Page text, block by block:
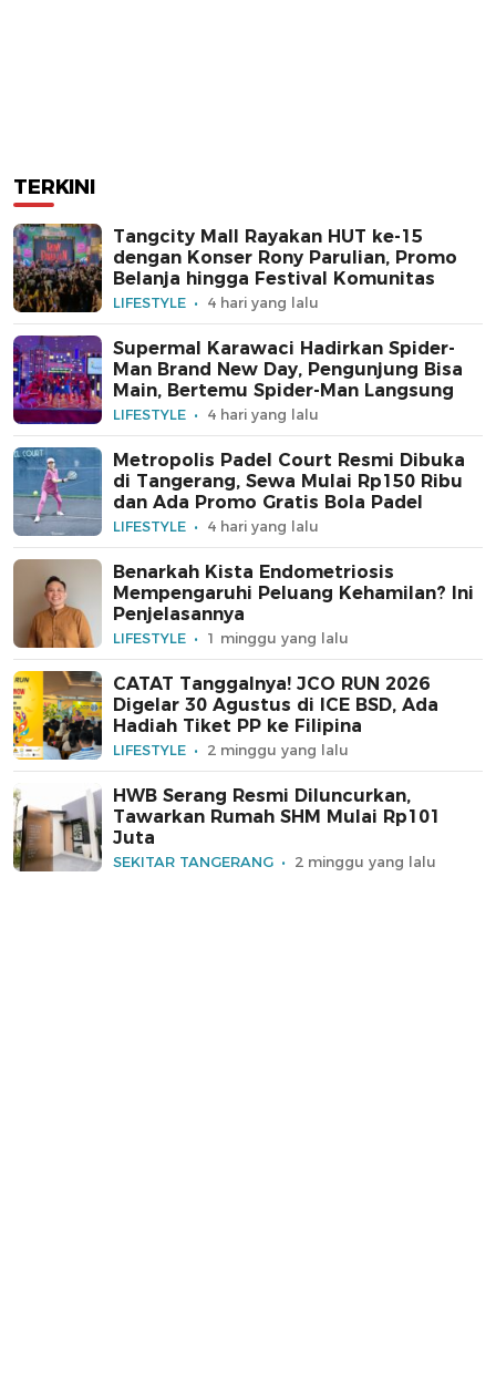
TERKINI
Tangcity Mall Rayakan HUT ke-15
dengan Konser Rony Parulian, Promo
Belanja hingga Festival Komunitas
LIFESTYLE 4 hari yang lalu
Supermal Karawaci Hadirkan Spider-
Man Brand New Day, Pengunjung Bisa
Main, Bertemu Spider-Man Langsung
LIFESTYLE 4 hari yang lalu
Metropolis Padel Court Resmi Dibuka
di Tangerang, Sewa Mulai Rp150 Ribu
dan Ada Promo Gratis Bola Padel
LIFESTYLE 4 hari yang lalu
Benarkah Kista Endometriosis
Mempengaruhi Peluang Kehamilan? Ini
Penjelasannya
LIFESTYLE 1 minggu yang lalu
CATAT Tanggalnya! JCO RUN 2026
Digelar 30 Agustus di ICE BSD, Ada
Hadiah Tiket PP ke Filipina
LIFESTYLE 2 minggu yang lalu
HWB Serang Resmi Diluncurkan,
Tawarkan Rumah SHM Mulai Rp101
Juta
SEKITAR TANGERANG 2 minggu yang lalu